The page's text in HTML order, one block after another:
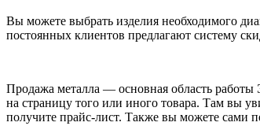
Вы можете выбрать изделия необходимого
постоянных клиентов предлагают систему
Продажа металла — основная область работы
на страницу того или иного товара. Там вы
получите прайс-лист. Также вы можете сами